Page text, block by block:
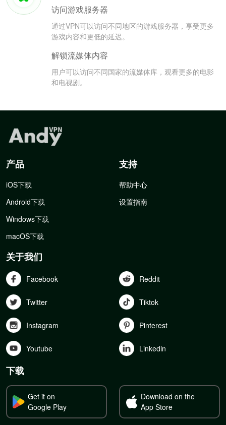
访问游戏服务器
通过VPN可以访问不同地区的游戏服务器，享受更多
游戏内容和更低的延迟。
解锁流媒体内容
用户可以访问不同国家的流媒体库，观看更多的电影
和电视剧。
产品
iOS下载
Android下载
Windows下载
macOS下载
支持
帮助中心
设置指南
关于我们
Facebook Reddit
Twitter Tiktok
Instagram Pinterest
Youtube Linkedln
下载
Get it on
Google Play
Download on the
App Store